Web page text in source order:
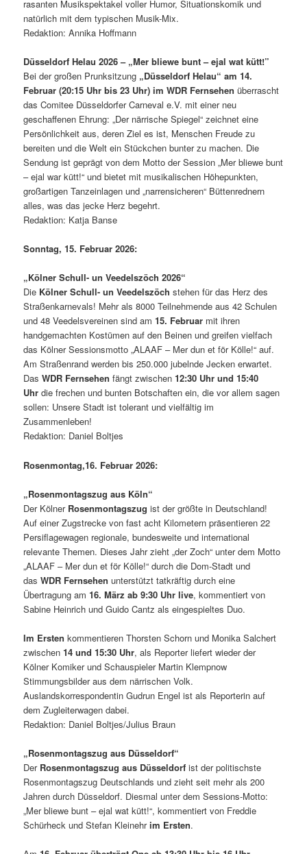
rasanten Musikspektakel voller Humor, Situationskomik und
natürlich mit dem typischen Musik-Mix.
Redaktion: Annika Hoffmann
Düsseldorf Helau 2026 – „Mer bliewe bunt – ejal wat kütt!”
Bei der großen Prunksitzung „Düsseldorf Helau“ am 14.
Februar (20:15 Uhr bis 23 Uhr) im WDR Fernsehen überrascht
das Comitee Düsseldorfer Carneval e.V. mit einer neu
geschaffenen Ehrung: „Der närrische Spiegel“ zeichnet eine
Persönlichkeit aus, deren Ziel es ist, Menschen Freude zu
bereiten und die Welt ein Stückchen bunter zu machen. Die
Sendung ist geprägt von dem Motto der Session „Mer bliewe bunt
– ejal war kütt!“ und bietet mit musikalischen Höhepunkten,
großartigen Tanzeinlagen und „narrensicheren“ Büttenrednern
alles, was das jecke Herz begehrt.
Redaktion: Katja Banse
Sonntag, 15. Februar 2026:
„Kölner Schull- un Veedelszöch 2026“
Die Kölner Schull- un Veedelszöch stehen für das Herz des
Straßenkarnevals! Mehr als 8000 Teilnehmende aus 42 Schulen
und 48 Veedelsvereinen sind am15. Februar mit ihren
handgemachten Kostümen auf den Beinen und greifen vielfach
das Kölner Sessionsmotto „ALAAF – Mer dun et för Kölle!“ auf.
Am Straßenrand werden bis 250.000 jubelnde Jecken erwartet.
DasWDR Fernsehen fängt zwischen12:30 Uhr und 15:40
Uhr die frechen und bunten Botschaften ein, die vor allem sagen
sollen: Unsere Stadt ist tolerant und vielfältig im
Zusammenleben!
Redaktion: Daniel Boltjes
Rosenmontag,16. Februar 2026:
„Rosenmontagszug aus Köln“
Der Kölner Rosenmontagszug ist der größte in Deutschland!
Auf einer Zugstrecke von fast acht Kilometern präsentieren 22
Persiflagewagen regionale, bundesweite und international
relevante Themen. Dieses Jahr zieht „der Zoch“ unter dem Motto
„ALAAF – Mer dun et för Kölle!“ durch die Dom-Stadt und
dasWDR Fernsehen unterstützt tatkräftig durch eine
Übertragung am16. März ab 9:30 Uhr live, kommentiert von
Sabine Heinrich und Guido Cantz als eingespieltes Duo.
Im Ersten kommentieren Thorsten Schorn und Monika Salchert
zwischen14 und 15:30 Uhr, als Reporter liefert wieder der
Kölner Komiker und Schauspieler Martin Klempnow
Stimmungsbilder aus dem närrischen Volk.
Auslandskorrespondentin Gudrun Engel ist als Reporterin auf
dem Zugleiterwagen dabei.
Redaktion: Daniel Boltjes/Julius Braun
„Rosenmontagszug aus Düsseldorf“
Der Rosenmontagszug aus Düsseldorf ist der politischste
Rosenmontagszug Deutschlands und zieht seit mehr als 200
Jahren durch Düsseldorf. Diesmal unter dem Sessions-Motto:
„Mer bliewe bunt – ejal wat kütt!“, kommentiert von Freddie
Schürheck und Stefan Kleinehrim Ersten.